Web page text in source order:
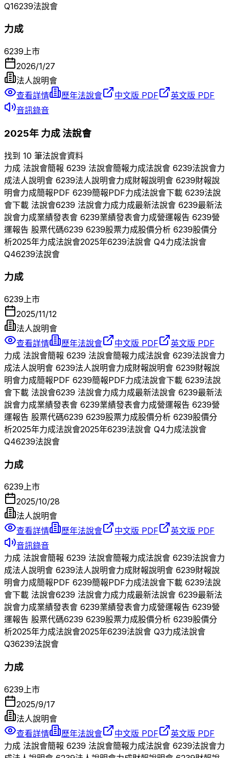
Q16239法說會
力成
6239上市
2026/1/27
法人說明會
查看詳情
歷年法說會 中文版 PDF
英文版 PDF
音訊錄音
2025年 力成法說會
找到 10 筆法說會資料
力成 法說會簡報 6239 法說會簡報力成法說會 6239法說會力
成法人說明會 6239法人說明會力成財報說明會 6239財報說
明會力成簡報PDF 6239簡報PDF力成法說會下載 6239法說
會下載 法說會6239 法說會力成力成最新法說會 6239最新法
說會力成業績發表會 6239業績發表會力成營運報告 6239營
運報告 股票代碼6239 6239股票力成股價分析 6239股價分
析2025年力成法說會2025年6239法說會 Q4力成法說會
Q46239法說會
力成
6239 上市
2025/11/12
法人說明會
查看詳情
歷年法說會 中文版 PDF
英文版 PDF
力成 法說會簡報 6239 法說會簡報力成法說會 6239法說會力
成法人說明會 6239法人說明會力成財報說明會 6239財報說
明會力成簡報PDF 6239簡報PDF力成法說會下載 6239法說
會下載 法說會6239 法說會力成力成最新法說會 6239最新法
說會力成業績發表會 6239業績發表會力成營運報告 6239營
運報告 股票代碼6239 6239股票力成股價分析 6239股價分
析2025年力成法說會2025年6239法說會 Q4力成法說會
Q46239法說會
力成
6239上市
2025/10/28
法人說明會
查看詳情
歷年法說會 中文版 PDF
英文版 PDF
音訊錄音
力成 法說會簡報 6239 法說會簡報力成法說會 6239法說會力
成法人說明會 6239法人說明會力成財報說明會 6239財報說
明會力成簡報PDF 6239簡報PDF力成法說會下載 6239法說
會下載 法說會6239 法說會力成力成最新法說會 6239最新法
說會力成業績發表會 6239業績發表會力成營運報告 6239營
運報告 股票代碼6239 6239股票力成股價分析 6239股價分
析2025年力成法說會2025年6239法說會 Q3力成法說會
Q36239法說會
力成
6239 上市
2025/9/17
法人說明會
查看詳情
歷年法說會 中文版 PDF
英文版 PDF
力成 法說會簡報 6239 法說會簡報力成法說會 6239法說會力